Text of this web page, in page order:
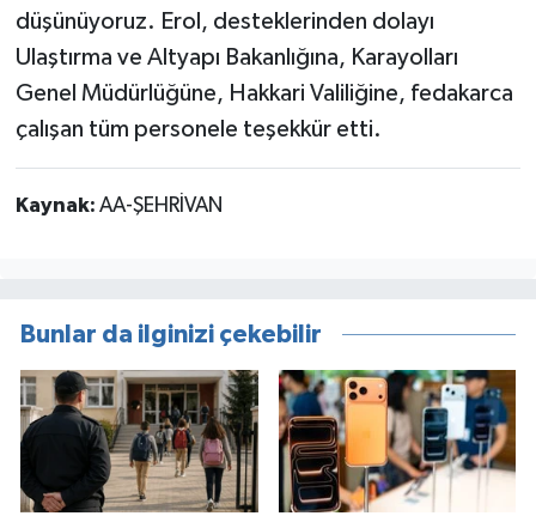
düşünüyoruz. Erol, desteklerinden dolayı
Ulaştırma ve Altyapı Bakanlığına, Karayolları
Genel Müdürlüğüne, Hakkari Valiliğine, fedakarca
çalışan tüm personele teşekkür etti.
Kaynak: AA-ŞEHRİVAN
Bunlar da ilginizi çekebilir